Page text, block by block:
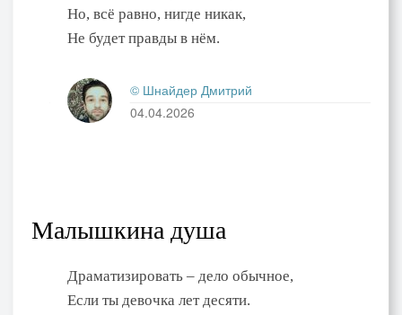
Но, всё равно, нигде никак,
Не будет правды в нём.
© Шнайдер Дмитрий
04.04.2026
Малышкина душа
Драматизировать – дело обычное,
Если ты девочка лет десяти.